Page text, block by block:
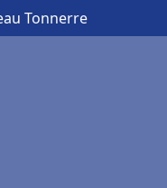
Tonnerre